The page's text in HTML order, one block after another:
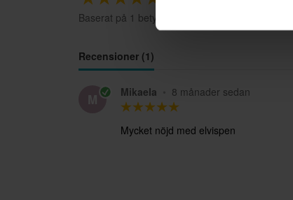
Baserat på 1 betyg
Recensioner (1)
Mikaela 8 månader sedan
Mycket nöjd med elvispen